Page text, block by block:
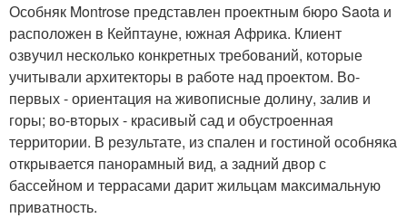
Особняк Montrose представлен проектным бюро Saota и
расположен в Кейптауне, южная Африка. Клиент
озвучил несколько конкретных требований, которые
учитывали архитекторы в работе над проектом. Во-
первых - ориентация на живописные долину, залив и
горы; во-вторых - красивый сад и обустроенная
территории. В результате, из спален и гостиной особняка
открывается панорамный вид, а задний двор с
бассейном и террасами дарит жильцам максимальную
приватность.